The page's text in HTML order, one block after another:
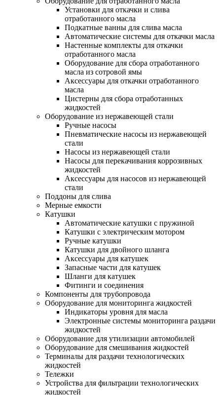
Установки для откачки и слива
отработанного масла
Подкатные ванны для слива масла
Автоматические системы для откачки масла
Настенные комплекты для откачки
отработанного масла
Оборудование для сбора отработанного
масла из сотровой ямы
Аксессуары для откачки отработанного
масла
Цистерны для сбора отработанных
жидкостей
Оборудование из нержавеющей стали
Ручные насосы
Пневматические насосы из нержавеющей
стали
Насосы из нержавеющей стали
Насосы для перекачивания коррозивных
жидкостей
Аксессуары для насосов из нержавеющей
стали
Поддоны для слива
Мерные емкости
Катушки
Автоматические катушки с пружиной
Катушки с электрическим мотором
Ручные катушки
Катушки для двойного шланга
Аксессуары для катушек
Запасные части для катушек
Шланги для катушек
Фитинги и соединения
Компоненты для трубопровода
Оборудование для мониторинга жидкостей
Индикаторы уровня для масла
Электронные системы мониторинга раздачи
жидкостей
Оборудование для утилизации автомобилей
Оборудование для смешивания жидкостей
Терминалы для раздачи технологических
жидкостей
Тележки
Устройства для фильтрации технологических
жидкостей